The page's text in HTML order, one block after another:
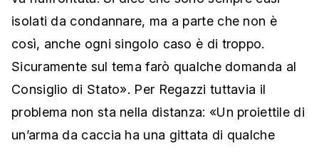
isolati da condannare, ma a parte che non è
così, anche ogni singolo caso è di troppo.
Sicuramente sul tema farò qualche domanda al
Consiglio di Stato». Per Regazzi tuttavia il
problema non sta nella distanza: «Un proiettile di
un’arma da caccia ha una gittata di qualche